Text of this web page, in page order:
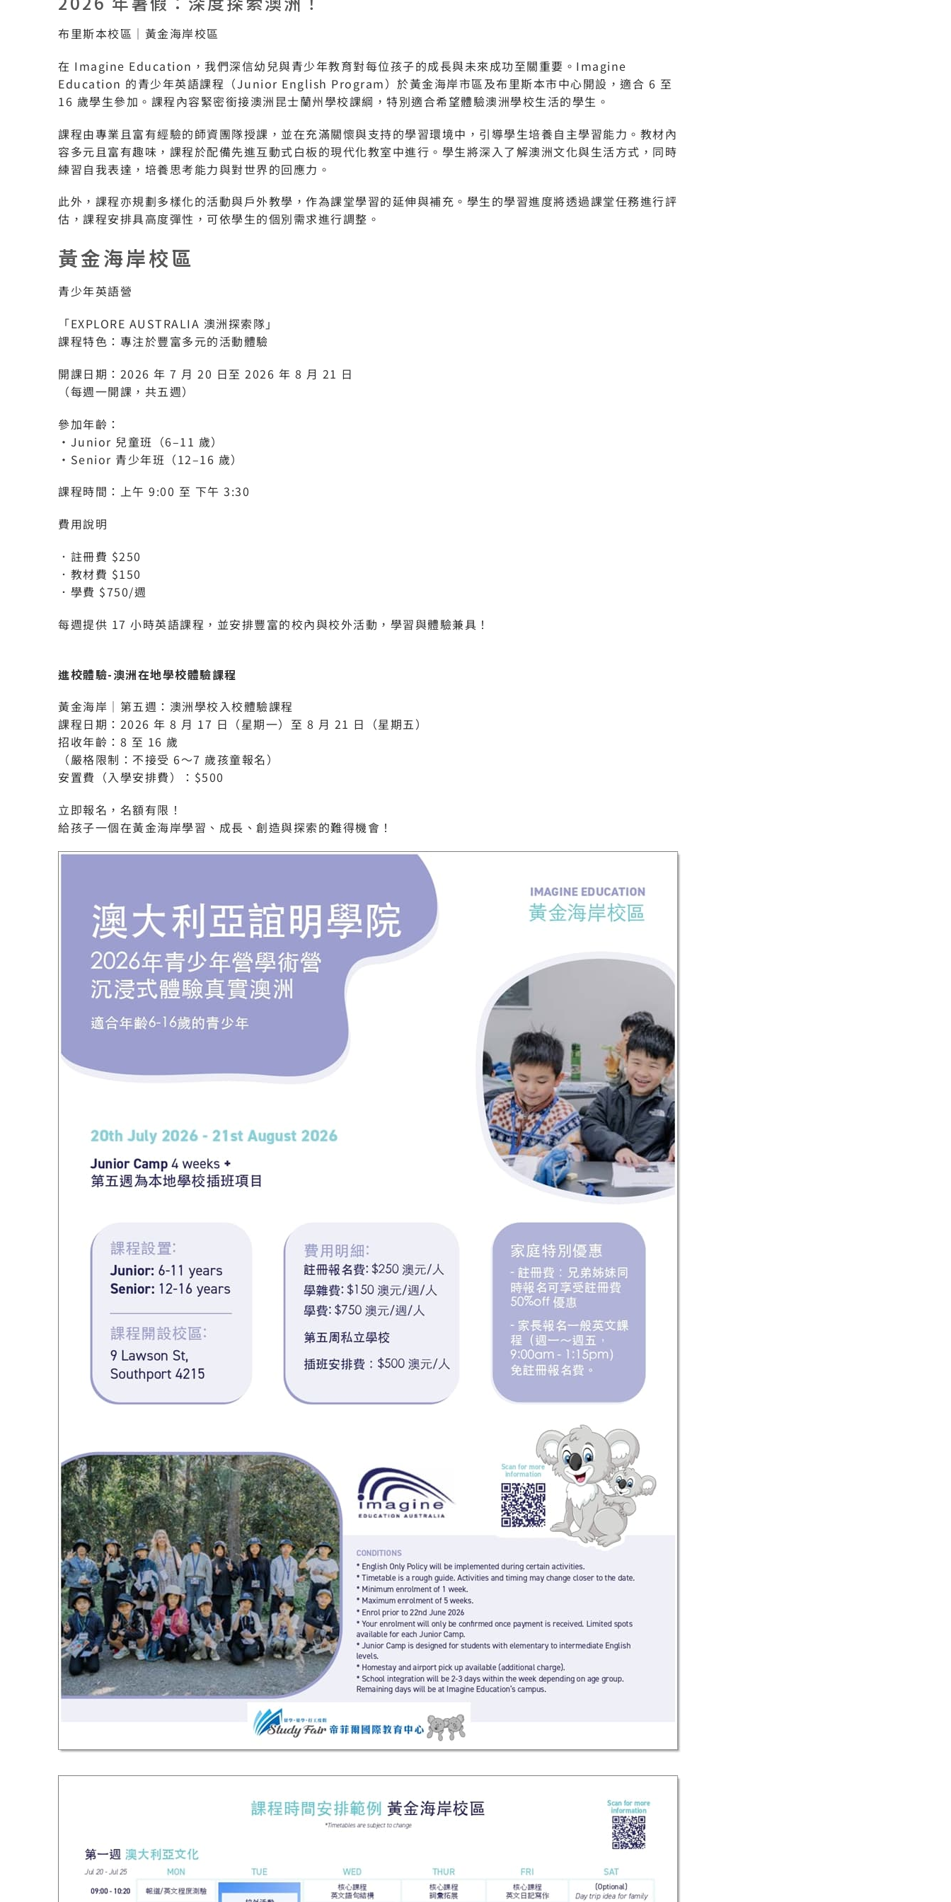
布里斯本校區｜黃金海岸校區
在 Imagine Education，我們深信幼兒與青少年教育對每位孩子的成長與未來成功至關重要。Imagine
Education 的青少年英語課程（Junior English Program）於黃金海岸市區及布里斯本市中心開設，適合 6 至
16 歲學生參加。課程內容緊密銜接澳洲昆士蘭州學校課綱，特別適合希望體驗澳洲學校生活的學生。
課程由專業且富有經驗的師資團隊授課，並在充滿關懷與支持的學習環境中，引導學生培養自主學習能力。教材內
容多元且富有趣味，課程於配備先進互動式白板的現代化教室中進行。學生將深入了解澳洲文化與生活方式，同時
練習自我表達，培養思考能力與對世界的回應力。
此外，課程亦規劃多樣化的活動與戶外教學，作為課堂學習的延伸與補充。學生的學習進度將透過課堂任務進行評
估，課程安排具高度彈性，可依學生的個別需求進行調整。
黃金海岸校區
青少年英語營
「EXPLORE AUSTRALIA 澳洲探索隊」
課程特色：專注於豐富多元的活動體驗
開課日期：2026 年 7 月 20 日至 2026 年 8 月 21 日
（每週一開課，共五週）
參加年齡：
・Junior 兒童班（6–11 歲）
・Senior 青少年班（12–16 歲）
課程時間：上午 9:00 至 下午 3:30
費用說明
．註冊費 $250
．教材費 $150
．學費 $750/週
每週提供 17 小時英語課程，並安排豐富的校內與校外活動，學習與體驗兼具！
進校體驗-澳洲在地學校體驗課程
黃金海岸｜第五週：澳洲學校入校體驗課程
課程日期：2026 年 8 月 17 日（星期一）至 8 月 21 日（星期五）
招收年齡：8 至 16 歲
（嚴格限制：不接受 6～7 歲孩童報名）
安置費（入學安排費）：$500
立即報名，名額有限！
給孩子一個在黃金海岸學習、成長、創造與探索的難得機會！